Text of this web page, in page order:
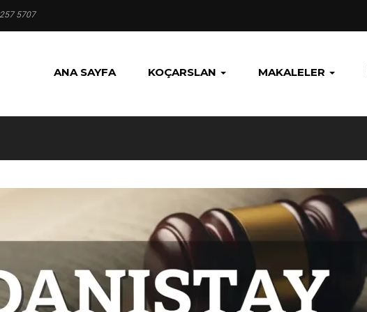
5707
ANA SAYFA KOÇARSLAN MAKALELER